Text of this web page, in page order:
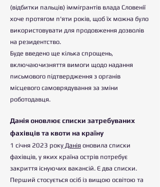
(відбитки пальців) іммігрантів влада Словенії
хоче протягом п'яти років, щоб їх можна було
використовувати для продовження дозволів
на резидентство.
Буде введено ще кілька спрощень,
включаючизняття вимоги щодо надання
письмового підтвердження з органів
місцевого самоврядування за зміни
роботодавця.
Данія оновлює списки затребуваних
фахівців та квоти на країну
1 січня 2023 року Данія оновила списки
фахівців, у яких країна острів потребує
закриття існуючих вакансій. Є два списки.
Перший стосується осіб із вищою освітою та